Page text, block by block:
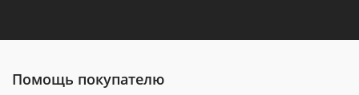
Помощь покупателю